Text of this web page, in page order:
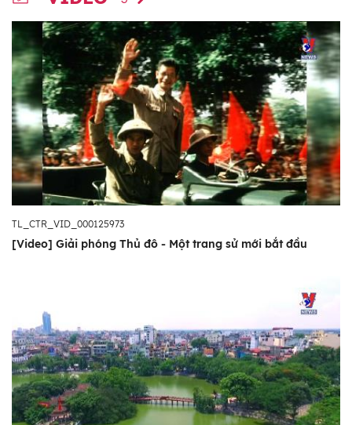
TL_CTR_VID_000125973
[Video] Giải phóng Thủ đô - Một trang sử mới bắt đầu